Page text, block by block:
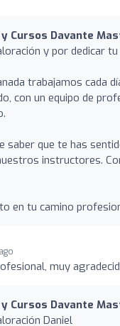
Cursos Davante
y por dedicar
trabajamos cada
con un equipo de
saber que te has
instructores.
en tu camino
muy
Cursos Davante
Daniel